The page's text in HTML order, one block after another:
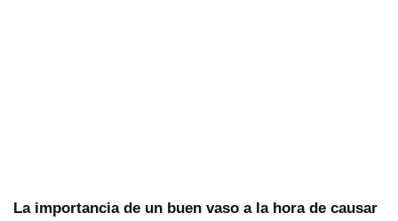
La importancia de un buen vaso a la hora de causar